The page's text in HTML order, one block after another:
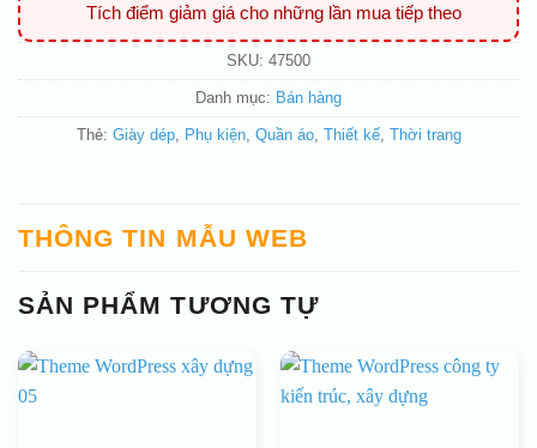
Tích điểm giảm giá cho những lần mua tiếp theo
SKU: 47500
Danh mục: Bán hàng
Thẻ: Giày dép, Phụ kiện, Quần áo, Thiết kế, Thời trang
THÔNG TIN MẪU WEB
SẢN PHẨM TƯƠNG TỰ